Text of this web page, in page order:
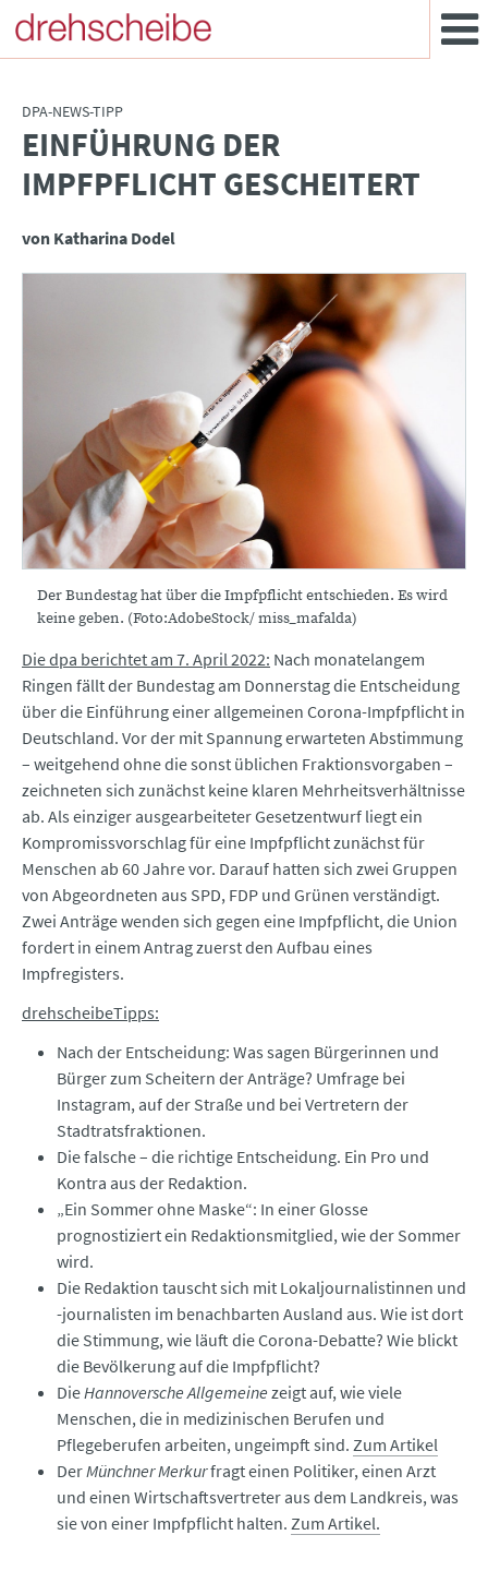
DPA-NEWS-TIPP
:EINFÜHRUNG DER
IMPFPFLICHT GESCHEITERT
von Katharina Dodel
Der Bundestag hat über die Impfpflicht entschieden. Es wird
keine geben. (Foto:AdobeStock/ miss_mafalda)
Die dpa berichtet am 7. April 2022: Nach monatelangem
Ringen fällt der Bundestag am Donnerstag die Entscheidung
über die Einführung einer allgemeinen Corona-Impfpflicht in
Deutschland. Vor der mit Spannung erwarteten Abstimmung
– weitgehend ohne die sonst üblichen Fraktionsvorgaben –
zeichneten sich zunächst keine klaren Mehrheitsverhältnisse
ab. Als einziger ausgearbeiteter Gesetzentwurf liegt ein
Kompromissvorschlag für eine Impfpflicht zunächst für
Menschen ab 60 Jahre vor. Darauf hatten sich zwei Gruppen
von Abgeordneten aus SPD, FDP und Grünen verständigt.
Zwei Anträge wenden sich gegen eine Impfpflicht, die Union
fordert in einem Antrag zuerst den Aufbau eines
Impfregisters.
drehscheibeTipps:
Nach der Entscheidung: Was sagen Bürgerinnen und
Bürger zum Scheitern der Anträge? Umfrage bei
Instagram, auf der Straße und bei Vertretern der
Stadtratsfraktionen.
Die falsche – die richtige Entscheidung. Ein Pro und
Kontra aus der Redaktion.
„Ein Sommer ohne Maske“: In einer Glosse
prognostiziert ein Redaktionsmitglied, wie der Sommer
wird.
Die Redaktion tauscht sich mit Lokaljournalistinnen und
-journalisten im benachbarten Ausland aus. Wie ist dort
die Stimmung, wie läuft die Corona-Debatte? Wie blickt
die Bevölkerung auf die Impfpflicht?
DieHannoversche Allgemeine zeigt auf, wie viele
Menschen, die in medizinischen Berufen und
Pflegeberufen arbeiten, ungeimpft sind. Zum Artikel
DerMünchner Merkurfragt einen Politiker, einen Arzt
und einen Wirtschaftsvertreter aus dem Landkreis, was
sie von einer Impfpflicht halten. Zum Artikel.